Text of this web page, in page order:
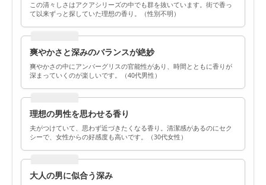
この清々しさはアクアシリーズの中でも群を抜いています。街で香っ
て以来ずっと探していた理想の香り。（性別不明）
爽やかさと深みのバランスが絶妙
爽やかさの中にアンバーグリスの官能性があり、時間とともに香りが
深まっていくのが楽しいです。（40代男性）
理想の男性を思わせる香り
夫がつけていて、思わず近づきたくなる香り。清潔感があるのにセク
シーで、女性からの好感度も高いです。（30代女性）
大人の男に似合う深み